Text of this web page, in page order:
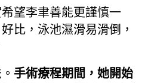
望李聿善能更謹慎一
比，泳池濕滑易滑倒，
。 手術療程期間，她開始